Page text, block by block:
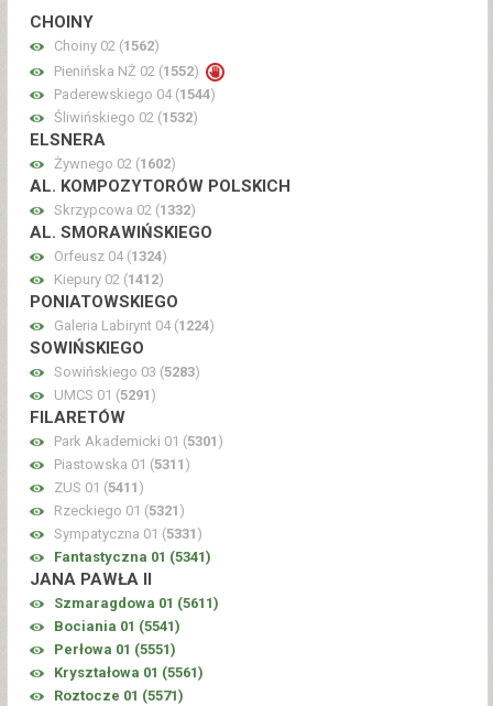
CHOINY
Choiny 02 (1562)
Pienińska NŻ 02 (1552)
Paderewskiego 04 (1544)
Śliwińskiego 02 (1532)
ELSNERA
Żywnego 02 (1602)
AL. KOMPOZYTORÓW POLSKICH
Skrzypcowa 02 (1332)
AL. SMORAWIŃSKIEGO
Orfeusz 04 (1324)
Kiepury 02 (1412)
PONIATOWSKIEGO
Galeria Labirynt 04 (1224)
SOWIŃSKIEGO
Sowińskiego 03 (5283)
UMCS 01 (5291 )
FILARETÓW
Park Akademicki 01 (5301 )
Piastowska 01 (5311 )
ZUS 01 (5411 )
Rzeckiego 01 (5321 )
Sympatyczna 01 (5331 )
Fantastyczna 01 (5341)
JANA PAWŁA II
Szmaragdowa 01 (5611)
Bociania 01 (5541)
Perłowa 01 (5551)
Kryształowa 01 (5561)
Roztocze 01 (5571)